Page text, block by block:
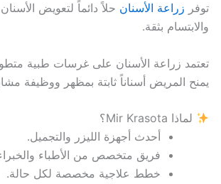
توفر زراعة الأسنان حلاً دائماً لتعويض
والابتسام بثقة.
تعتمد زراعة الأسنان على غرسات طبية
يمنح المريض أسناناً ثابتة بمظهر ووظيفة
لماذا Mir Krasota؟
أحدث أجهزة الليزر والتجميل.
فريق متخصص من الأطباء
خطط علاجية مخصصة لكل حالة.